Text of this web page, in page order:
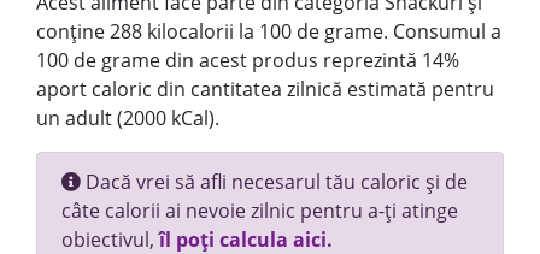
conține 288 kilocalorii la 100 de grame. Consumul a
100 de grame din acest produs reprezintă 14%
aport caloric din cantitatea zilnică estimată pentru
un adult (2000 kCal).
Dacă vrei să afli necesarul tău caloric și de
câte calorii ai nevoie zilnic pentru a-ți atinge
obiectivul,îl poți calcula aici.